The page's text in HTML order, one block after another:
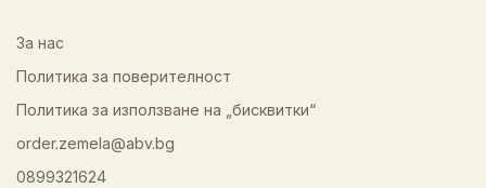
За нас
Политика за поверителност
Политика за използване на „бисквитки“
order.zemela@abv.bg
0899321624